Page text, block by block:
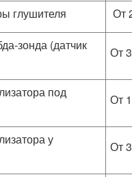
глушителя
От
зонда (датчик
От
под
От
у
От